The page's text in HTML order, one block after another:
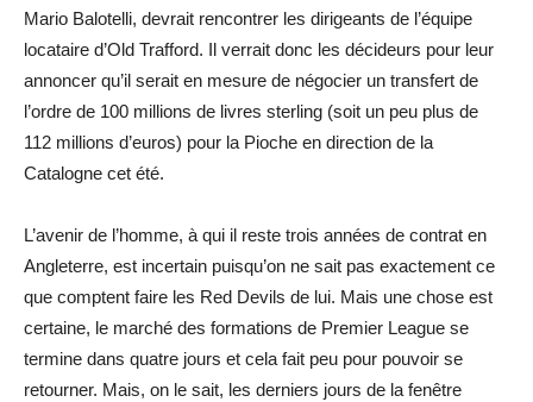
Mario Balotelli, devrait rencontrer les dirigeants de l’équipe
locataire d’Old Trafford. Il verrait donc les décideurs pour leur
annoncer qu’il serait en mesure de négocier un transfert de
l’ordre de 100 millions de livres sterling (soit un peu plus de
112 millions d’euros) pour la Pioche en direction de la
Catalogne cet été.
L’avenir de l’homme, à qui il reste trois années de contrat en
Angleterre, est incertain puisqu’on ne sait pas exactement ce
que comptent faire les Red Devils de lui. Mais une chose est
certaine, le marché des formations de Premier League se
termine dans quatre jours et cela fait peu pour pouvoir se
retourner. Mais, on le sait, les derniers jours de la fenêtre